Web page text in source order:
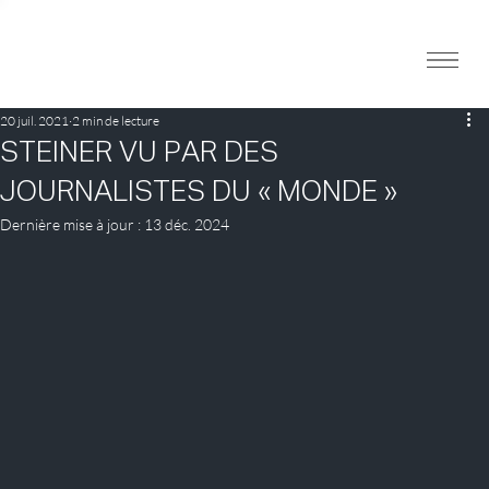
STEINER VU PAR DES
JOURNALISTES DU « MONDE »
20 juil. 2021 2 min de lecture
Dernière mise à jour : 13 déc. 2024